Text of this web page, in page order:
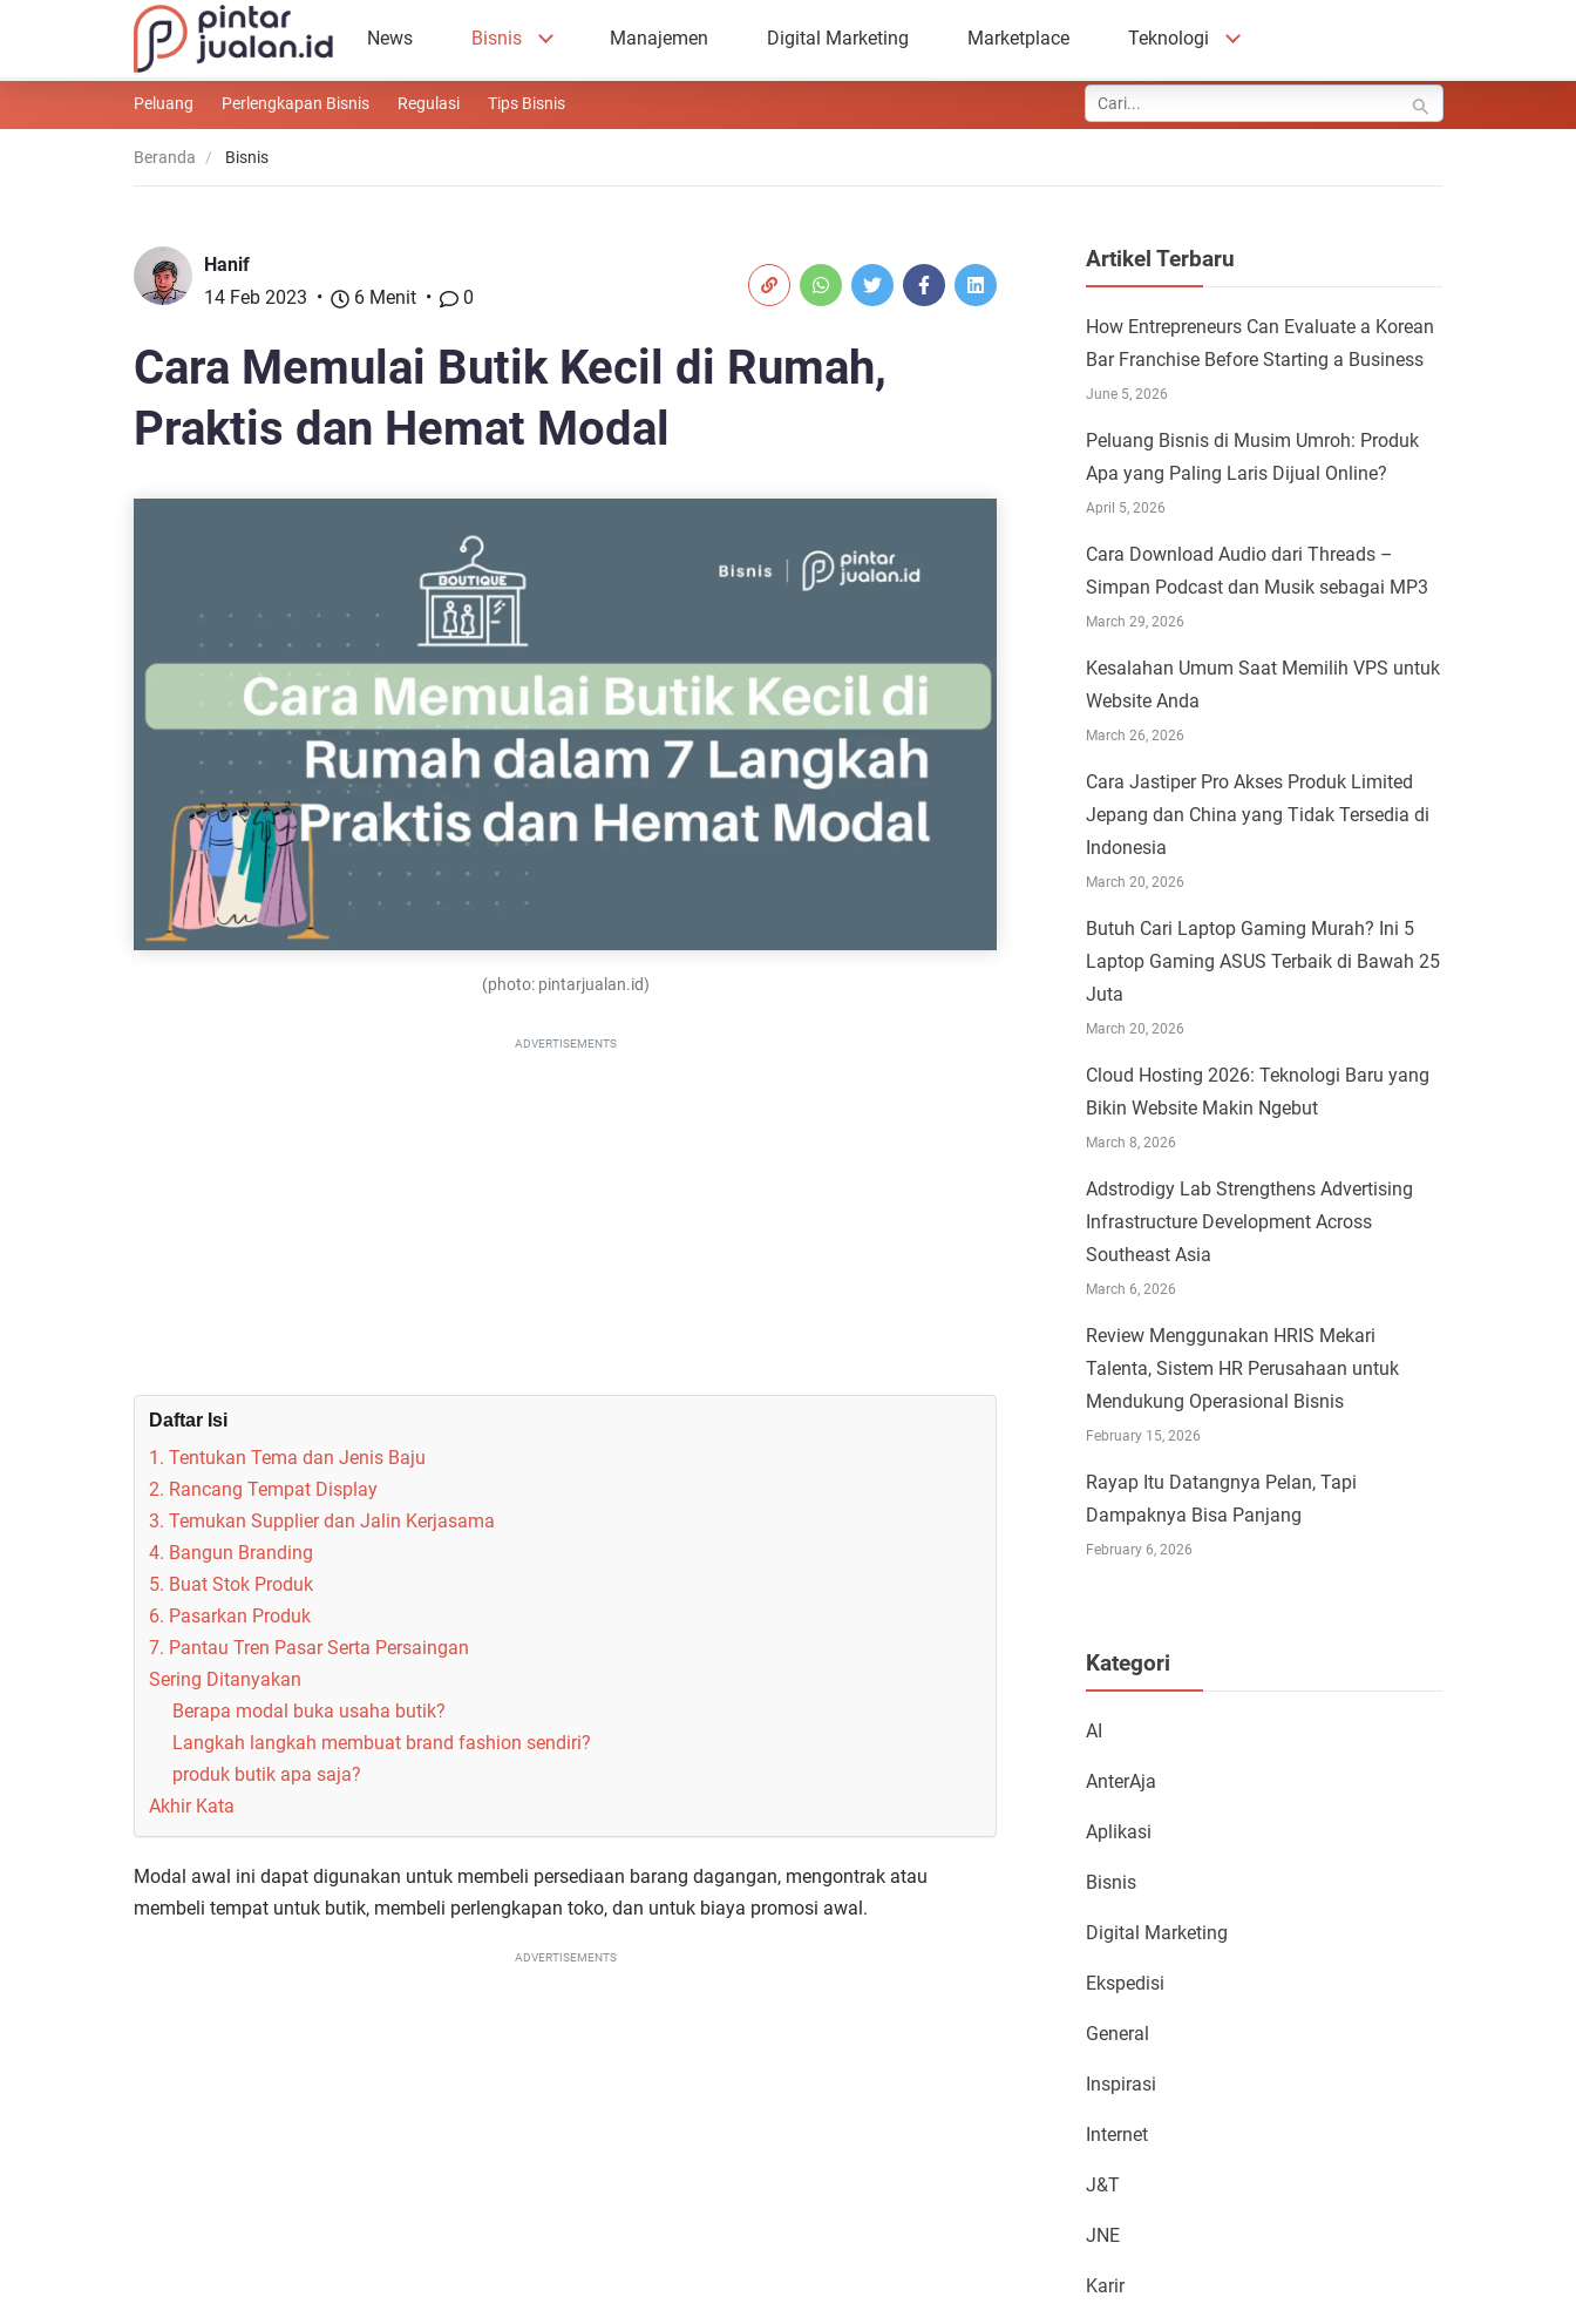
News Bisnis Manajemen Digital Marketing Marketplace Teknologi
Peluang Perlengkapan Bisnis Regulasi Tips Bisnis
Beranda Bisnis
Cara Memulai Butik Kecil di Rumah,
Praktis dan Hemat Modal
Hanif
14 Feb 2023
6 Menit 0
(photo: pintarjualan.id)
ADVERTISEMENTS
Daftar Isi
1. Tentukan Tema dan Jenis Baju
2. Rancang Tempat Display
3. Temukan Supplier dan Jalin Kerjasama
4. Bangun Branding
5. Buat Stok Produk
6. Pasarkan Produk
7. Pantau Tren Pasar Serta Persaingan
Sering Ditanyakan
Berapa modal buka usaha butik?
Langkah langkah membuat brand fashion sendiri?
produk butik apa saja?
Akhir Kata
Modal awal ini dapat digunakan untuk membeli persediaan barang dagangan, mengontrak atau
membeli tempat untuk butik, membeli perlengkapan toko, dan untuk biaya promosi awal.
ADVERTISEMENTS
Artikel Terbaru
How Entrepreneurs Can Evaluate a Korean
Bar Franchise Before Starting a Business
June 5, 2026
Peluang Bisnis di Musim Umroh: Produk
Apa yang Paling Laris Dijual Online?
April 5, 2026
Cara Download Audio dari Threads –
Simpan Podcast dan Musik sebagai MP3
March 29, 2026
Kesalahan Umum Saat Memilih VPS untuk
Website Anda
March 26, 2026
Cara Jastiper Pro Akses Produk Limited
Jepang dan China yang Tidak Tersedia di
Indonesia
March 20, 2026
Butuh Cari Laptop Gaming Murah? Ini 5
Laptop Gaming ASUS Terbaik di Bawah 25
Juta
March 20, 2026
Cloud Hosting 2026: Teknologi Baru yang
Bikin Website Makin Ngebut
March 8, 2026
Adstrodigy Lab Strengthens Advertising
Infrastructure Development Across
Southeast Asia
March 6, 2026
Review Menggunakan HRIS Mekari
Talenta, Sistem HR Perusahaan untuk
Mendukung Operasional Bisnis
February 15, 2026
Rayap Itu Datangnya Pelan, Tapi
Dampaknya Bisa Panjang
February 6, 2026
Kategori
AI
AnterAja
Aplikasi
Bisnis
Digital Marketing
Ekspedisi
General
Inspirasi
Internet
J&T
JNE
Karir